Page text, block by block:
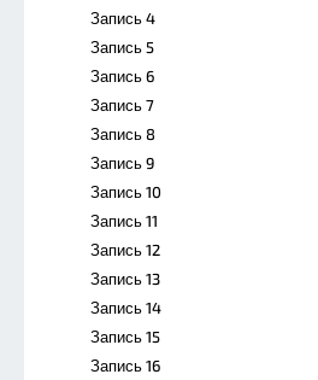
Запись 4
Запись 5
Запись 6
Запись 7
Запись 8
Запись 9
Запись 10
Запись 11
Запись 12
Запись 13
Запись 14
Запись 15
Запись 16